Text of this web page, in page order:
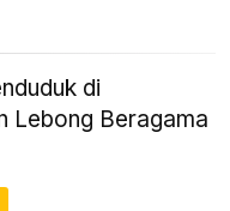
di
Lebong Beragama